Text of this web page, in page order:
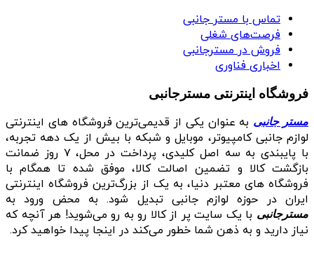
تماس با مستر جانبی
فرصت‌های شغلی
فروش در مسترجانبی
اخباری فناوری
فروشگاه اینترنتی مسترجانبی
مستر جانبی به عنوان یکی از قدیمی‌ترین فروشگاه های اینترنتی
لوازم جانبی کامپیوتر، موبایل و شبکه با بیش از یک دهه تجربه،
با پایبندی به سه اصل کلیدی، پرداخت در محل، ۷ روز ضمانت
بازگشت کالا و تضمین اصالت کالا، موفق شده تا همگام با
فروشگاه‌ های معتبر دنیا، به یک از بزرگ‌ترین فروشگاه اینترنتی
ایران در حوزه لوازم جانبی تبدیل شود. به محض ورود به
مسترجانبی با یک سایت پر از کالا رو به رو می‌شوید! هر آنچه که
نیاز دارید و به ذهن شما خطور می‌کند در اینجا پیدا خواهید کرد.